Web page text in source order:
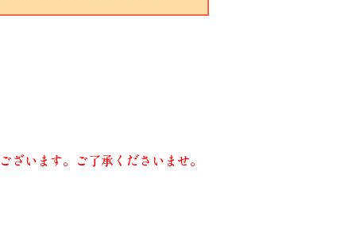
います。ご了承くださいませ。